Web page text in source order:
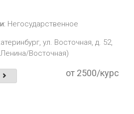
Негосударственное
ул. Восточная, д. 52,
Восточная)
от 2500/курс